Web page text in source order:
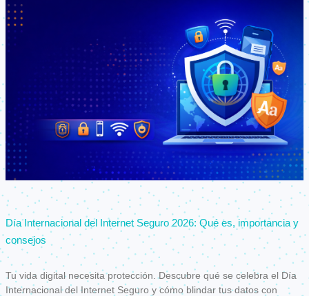
Día Internacional del Internet Seguro 2026: Qué es, importancia y
consejos
Tu vida digital necesita protección. Descubre qué se celebra el Día
Internacional del Internet Seguro y cómo blindar tus datos con